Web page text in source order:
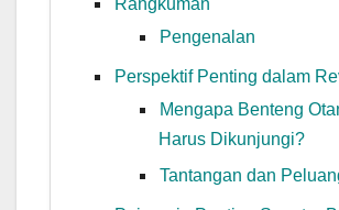
Pengenalan
Perspektif Penting dalam
Mengapa Benteng
Harus Dikunjungi?
Tantangan dan